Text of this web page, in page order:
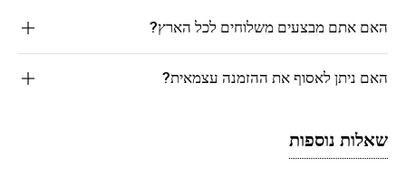
האם אתם מבצעים משלוחים לכל הארץ?
האם ניתן לאסוף את ההזמנה עצמאית?
שאלות נוספות